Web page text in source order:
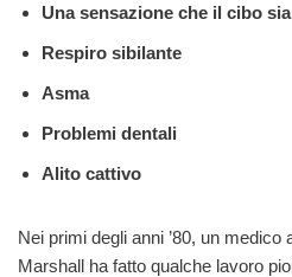
Una sensazione che il cibo
Respiro sibilante
Asma
Problemi dentali
Alito cattivo
Nei primi degli anni ’80, un
Marshall ha fatto qualche lavoro